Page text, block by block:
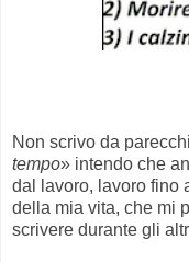
Non scrivo da
tempo» intendo che
dal lavoro, lavoro fino
della mia vita, che mi
scrivere durante gli